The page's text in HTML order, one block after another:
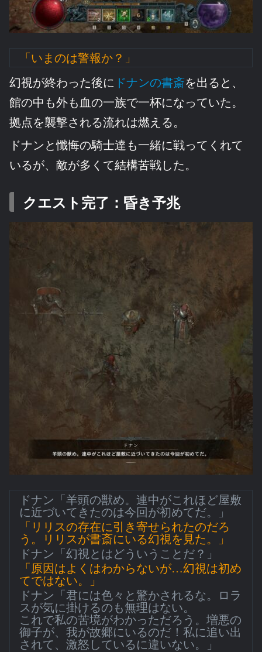
「いまのは警報か？」
幻視が終わった後に ドナンの書斎を出ると、
館の中も外も血の一族で一杯になっていた。
拠点を襲撃される流れは燃える。
ドナンと懺悔の騎士達も一緒に戦ってくれて
いるが、敵が多くて結構苦戦した。
クエスト完了：昏き予兆
ドナン「羊頭の獣め。連中がこれほど屋敷
に近づいてきたのは今回が初めてだ。」
「リリスの存在に引き寄せられたのだろ
う。リリスが書斎にいる幻視を見た。」
ドナン「幻視とはどういうことだ？」
「原因はよくはわからないが…幻視は初め
てではない。」
ドナン「君には色々と驚かされるな。ロラ
スが気に掛けるのも無理はない。
これで私の苦境がわかっただろう。増悪の
御子が、我が故郷にいるのだ！私に追い出
されて、激怒しているに違いない。」